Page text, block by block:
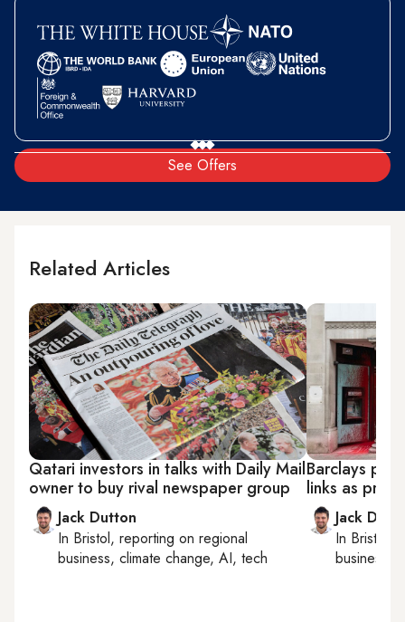
See Offers
Related Articles
Qatari investors in talks with Daily Mail
owner to buy rival newspaper group
Jack Dutton
In Bristol, reporting on regional
business, climate change, AI, tech
Barclays
links as
Jack
In Bristol
business,